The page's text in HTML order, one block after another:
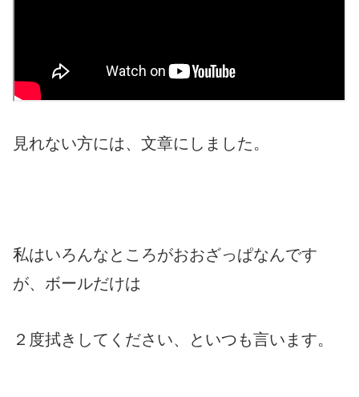
見れない方には、文章にしました。
私はいろんなところがおおざっぱなんです
が、ボールだけは
２度拭きしてください、といつも言います。